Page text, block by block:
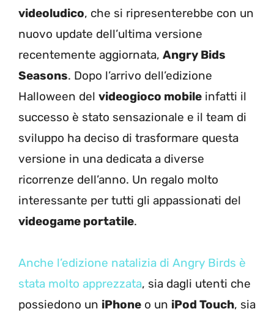
videoludico, che si ripresenterebbe con un
nuovo update dell’ultima versione
recentemente aggiornata, Angry Bids
Seasons. Dopo l’arrivo dell’edizione
Halloween del videogioco mobile infatti il
successo è stato sensazionale e il team di
sviluppo ha deciso di trasformare questa
versione in una dedicata a diverse
ricorrenze dell’anno. Un regalo molto
interessante per tutti gli appassionati del
videogame portatile.
Anche l’edizione natalizia di Angry Birds è
stata molto apprezzata, sia dagli utenti che
possiedono un iPhone o un iPod Touch, sia